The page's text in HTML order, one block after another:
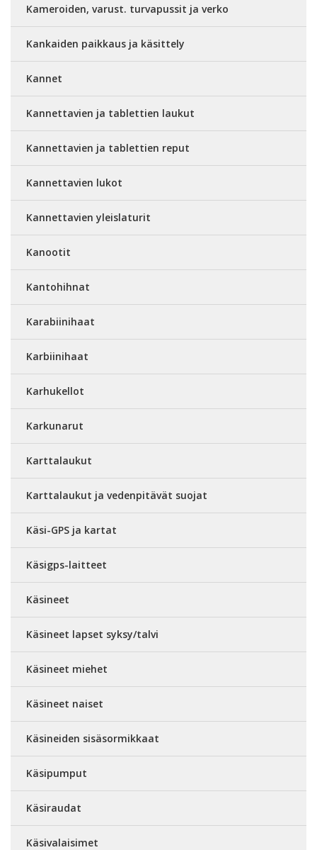
Kameroiden, varust. turvapussit ja verko
Kankaiden paikkaus ja käsittely
Kannet
Kannettavien ja tablettien laukut
Kannettavien ja tablettien reput
Kannettavien lukot
Kannettavien yleislaturit
Kanootit
Kantohihnat
Karabiinihaat
Karbiinihaat
Karhukellot
Karkunarut
Karttalaukut
Karttalaukut ja vedenpitävät suojat
Käsi-GPS ja kartat
Käsigps-laitteet
Käsineet
Käsineet lapset syksy/talvi
Käsineet miehet
Käsineet naiset
Käsineiden sisäsormikkaat
Käsipumput
Käsiraudat
Käsivalaisimet